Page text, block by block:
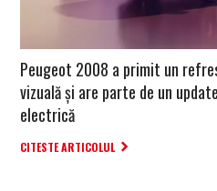
Peugeot 2008 a primit un
vizuală și are parte de un
electrică
CITESTE ARTICOLUL